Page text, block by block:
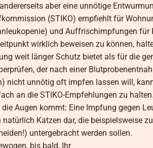
aber eine unnötige
(STIKO) empfiehlt für
und Auffrischimpfungen
wirklich beweisen zu können,
weit länger Schutz bietet als für die
der nach einer
nicht unnötig oft impfen lassen will,
an die STIKO-Empfehlungen zu
Augen kommt: Eine Impfung gegen
Katzen dar, die beispielsweise
untergebracht werden sollen.
bis bald, Ihr